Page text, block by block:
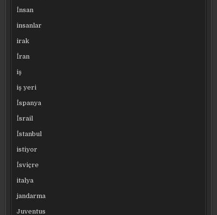
İnsan
insanlar
irak
İran
iş
iş yeri
İspanya
İsrail
İstanbul
istiyor
İsviçre
italya
jandarma
Juventus